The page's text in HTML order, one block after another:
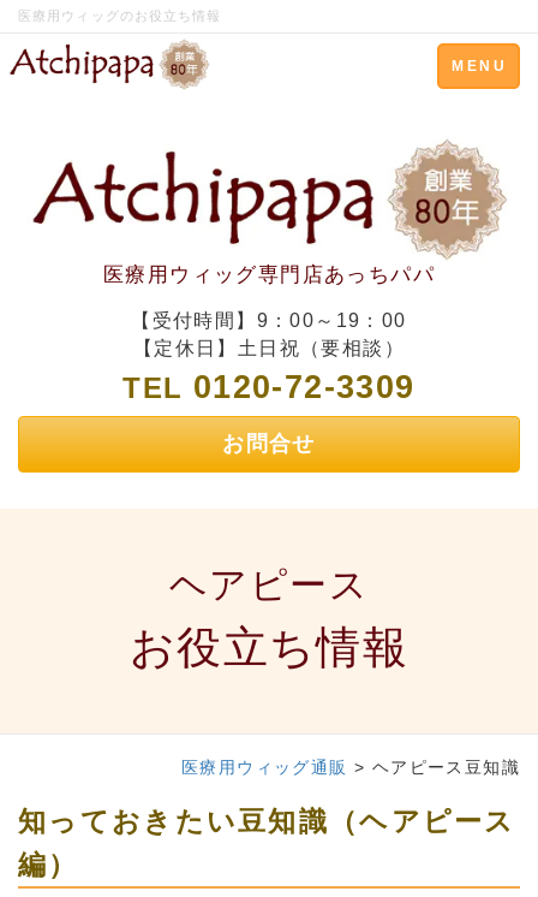
医療用ウィッグのお役立ち情報
Toggle
navigation
MENU
医療用ウィッグ専門店あっちパパ
【受付時間】9：00～19：00
【定休日】土日祝（要相談）
TEL 0120-72-3309
お問合せ
ヘアピース
お役立ち情報
医療用ウィッグ通販 > ヘアピース豆知識
知っておきたい豆知識（ヘアピース
編）